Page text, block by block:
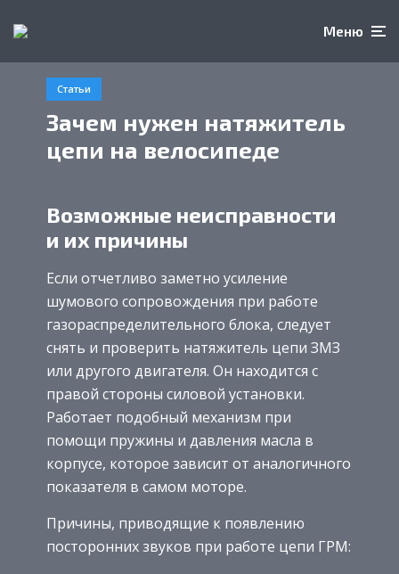
Меню
Статьи
Зачем нужен натяжитель
цепи на велосипеде
Возможные неисправности
и их причины
Если отчетливо заметно усиление
шумового сопровождения при работе
газораспределительного блока, следует
снять и проверить натяжитель цепи ЗМЗ
или другого двигателя. Он находится с
правой стороны силовой установки.
Работает подобный механизм при
помощи пружины и давления масла в
корпусе, которое зависит от аналогичного
показателя в самом моторе.
Причины, приводящие к появлению
посторонних звуков при работе цепи ГРМ: